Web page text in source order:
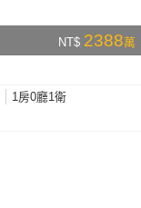
NT$ 2388萬
1房0廳1衛